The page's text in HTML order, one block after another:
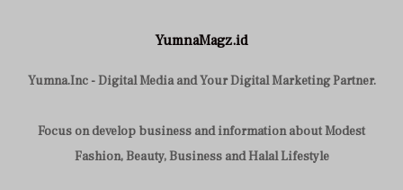
YumnaMagz.id
Yumna.Inc - Digital Media and Your Digital Marketing Partner.
Focus on develop business and information about Modest
Fashion, Beauty, Business and Halal Lifestyle